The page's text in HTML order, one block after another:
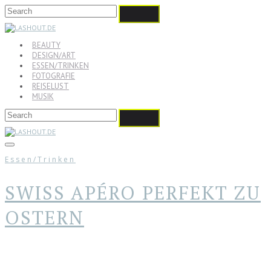
BEAUTY
DESIGN/ART
ESSEN/TRINKEN
FOTOGRAFIE
REISELUST
MUSIK
Essen/Trinken
SWISS APÉRO PERFEKT ZU
OSTERN